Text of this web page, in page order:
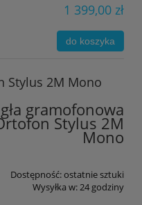
1 399,00 zł
do koszyka
Stylus 2M Mono
gramofonowa
Stylus 2M
Mono
Dostępność:ostatnie sztuki
Wysyłka w:24 godziny